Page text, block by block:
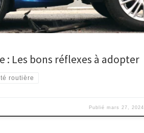
: Les bons réflexes à adopter
routière
Publiémars 27, 2024